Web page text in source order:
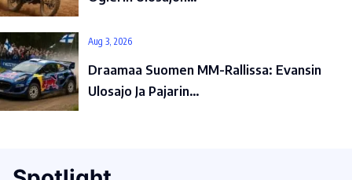
Aug 3, 2026
Draamaa Suomen MM-Rallissa: Evansin
Ulosajo Ja Pajarin…